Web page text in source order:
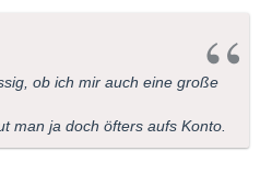
ob ich mir auch eine große
man ja doch öfters aufs Konto.